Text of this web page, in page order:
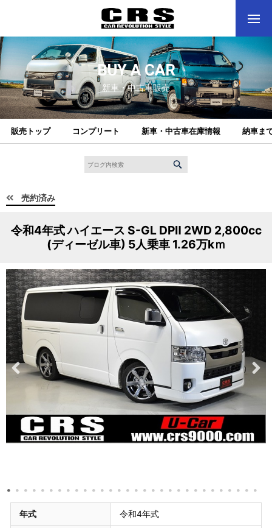
BUY A CAR
新車・中古車販売
販売トップ コンプリート 新車・中古車在庫情報 納車ま
売約済み
令和4年式 ハイエース S-GL DPⅡ 2WD 2,800cc
(ディーゼル車) 5人乗車 1.26万kｍ
年式 令和4年式